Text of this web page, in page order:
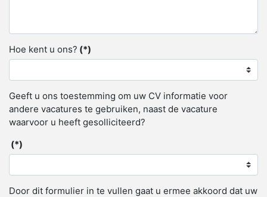
Hoe kent u ons? (*)
Geeft u ons toestemming om uw CV informatie voor
andere vacatures te gebruiken, naast de vacature
waarvoor u heeft gesolliciteerd?
(*)
Door dit formulier in te vullen gaat u ermee akkoord dat uw